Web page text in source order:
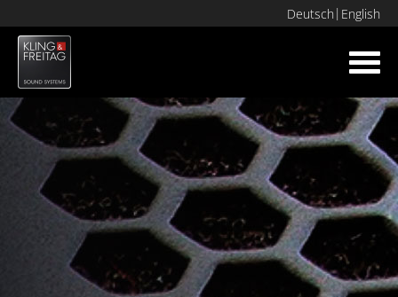
Deutsch English